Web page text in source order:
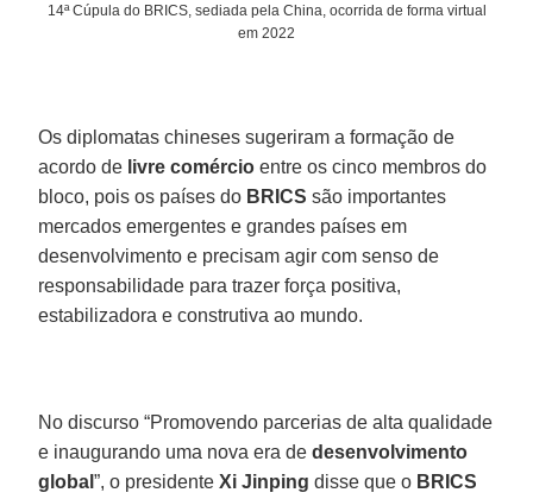
14ª Cúpula do BRICS, sediada pela China, ocorrida de forma virtual
em 2022
Os diplomatas chineses sugeriram a formação de
acordo de livre comércio entre os cinco membros do
bloco, pois os países do BRICS são importantes
mercados emergentes e grandes países em
desenvolvimento e precisam agir com senso de
responsabilidade para trazer força positiva,
estabilizadora e construtiva ao mundo.
No discurso “Promovendo parcerias de alta qualidade
e inaugurando uma nova era dedesenvolvimento
global”, o presidente Xi Jinping disse que o BRICS